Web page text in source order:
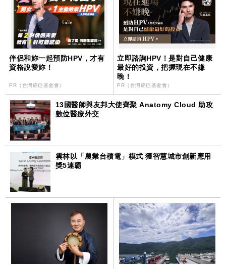
伴侶和妳一起預防HPV，才有
資格說愛妳！
PR（台灣癌症基金會）
立即諮詢HPV！是對自己健康
最好的投資，把握現在不嫌
晚！
PR（台灣癌症基金會）
13國醫師與友邦大使齊聚 Anatomy Cloud 助攻
數位醫療外交
雲林以「農業台積電」模式 獲智慧城市創新應用
獎5連霸